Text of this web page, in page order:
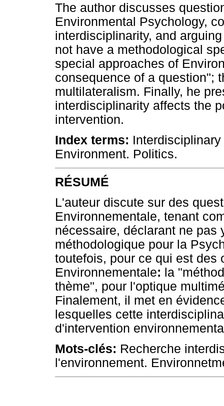
The author discusses
Environmental Psychology,
interdisciplinarity, and
not have a methodological
special approaches of
consequence of a question";
multilateralism. Finally, he
interdisciplinarity affects the
intervention.
Index terms:
Environment. Politics.
RÉSUMÉ
L'auteur discute sur des
Environnementale, tenant
nécessaire, déclarant ne pas
méthodologique pour la
toutefois, pour ce qui est des
Environnementale: la
thème", pour l'optique
Finalement, il met en
lesquelles cette
d'intervention
Mots-clés: Recherche
l'environnement.